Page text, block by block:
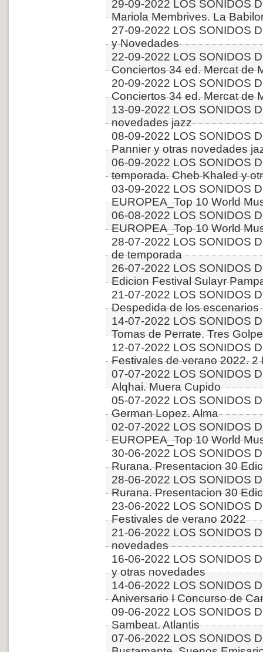
29-09-2022 LOS SONIDOS
Mariola Membrives. La
27-09-2022 LOS SONIDOS
y Novedades
22-09-2022 LOS SONIDOS
Conciertos 34 ed. Mercat de
20-09-2022 LOS SONIDOS
Conciertos 34 ed. Mercat de
13-09-2022 LOS SONIDOS
novedades jazz
08-09-2022 LOS SONIDOS
Pannier y otras novedades
06-09-2022 LOS SONIDOS
temporada. Cheb Khaled y
03-09-2022 LOS SONIDOS
EUROPEA_Top 10 World
06-08-2022 LOS SONIDOS
EUROPEA_Top 10 World
28-07-2022 LOS SONIDOS
de temporada
26-07-2022 LOS SONIDOS
Edicion Festival Sulayr
21-07-2022 LOS SONIDOS
Despedida de los escenarios
14-07-2022 LOS SONIDOS
Tomas de Perrate. Tres
12-07-2022 LOS SONIDOS
Festivales de verano 2022.
07-07-2022 LOS SONIDOS
Alqhai. Muera Cupido
05-07-2022 LOS SONIDOS
German Lopez. Alma
02-07-2022 LOS SONIDOS
EUROPEA_Top 10 World
30-06-2022 LOS SONIDOS
Rurana. Presentacion 30
28-06-2022 LOS SONIDOS
Rurana. Presentacion 30
23-06-2022 LOS SONIDOS
Festivales de verano 2022
21-06-2022 LOS SONIDOS
novedades
16-06-2022 LOS SONIDOS
y otras novedades
14-06-2022 LOS SONIDOS
Aniversario I Concurso de
09-06-2022 LOS SONIDOS
Sambeat. Atlantis
07-06-2022 LOS SONIDOS